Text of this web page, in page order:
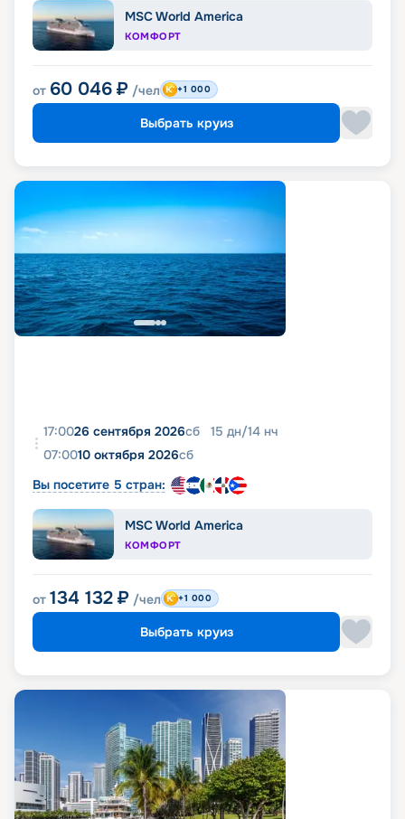
MSC World America
КОМФОРТ
от 60 046 ₽ /чел +1 000
Выбрать круиз
17:0026 сентября 2026сб 15 дн/14 нч
07:0010 октября 2026сб
Вы посетите 5 стран:
MSC World America
КОМФОРТ
от 134 132 ₽ /чел +1 000
Выбрать круиз